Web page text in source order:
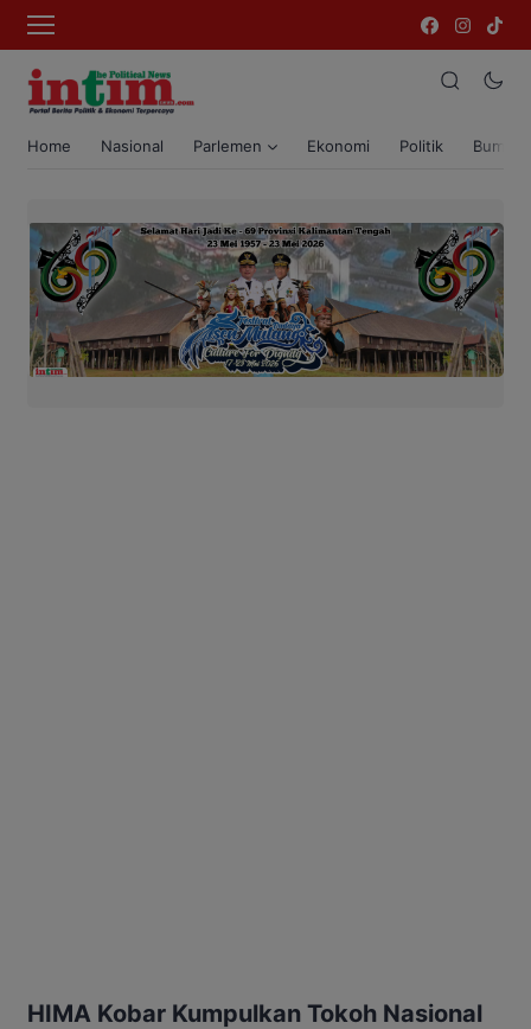
Home Nasional Parlemen Ekonomi Politik Bumi
HIMA Kobar Kumpulkan Tokoh Nasional